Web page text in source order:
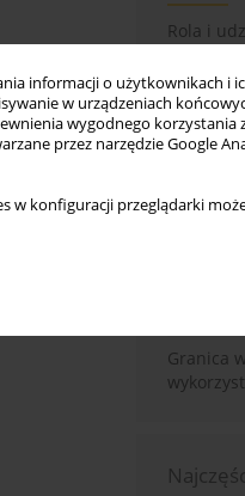
informacji o użytkownikach i
w urządzeniach
wygodnego korzystania
przez narzędzie Google
w konfiguracji przeglądarki
Rola i
PRL I
w
Głównej
i kariera
Granica